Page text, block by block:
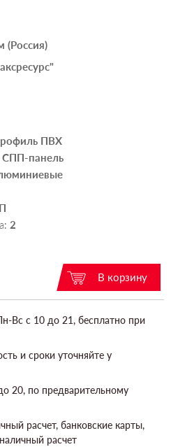
(Россия)
ПВХ
СПП-панель
: 2
Вс c 10 до 21, бесплатно при
и сроки уточняйте у
20, по предварительному
расчет, банковские карты,
расчет